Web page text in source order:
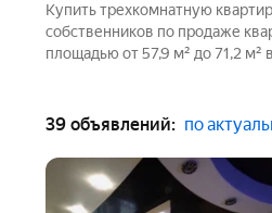
Купить трехкомнатную
собственников по продаже
площадью от 57,9 м² до 71,2 м²
39 объявлений: по